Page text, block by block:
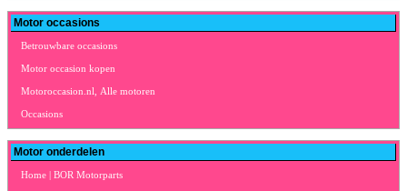
Motor occasions
Betrouwbare occasions
Motor occasion kopen
Motoroccasion.nl, Alle motoren
Occasions
Motor onderdelen
Home | BOR Motorparts